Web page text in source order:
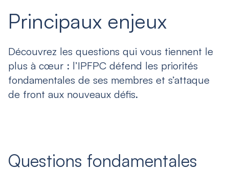
Principaux enjeux
Découvrez les questions qui vous tiennent le
plus à cœur : l’IPFPC défend les priorités
fondamentales de ses membres et s’attaque
de front aux nouveaux défis.
Questions fondamentales